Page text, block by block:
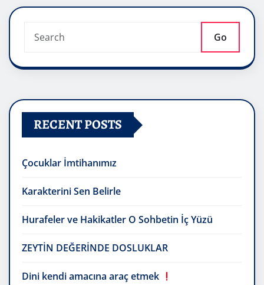
Go
RECENT POSTS
Çocuklar İmtihanımız
Karakterini Sen Belirle
Hurafeler ve Hakikatler O Sohbetin İç Yüzü
ZEYTİN DEĞERİNDE DOSLUKLAR
Dini kendi amacına araç etmek